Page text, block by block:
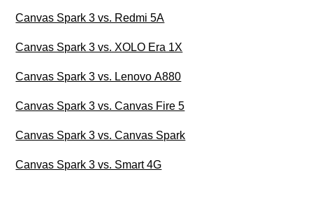
Canvas Spark 3 vs. Redmi 5A
Canvas Spark 3 vs. XOLO Era 1X
Canvas Spark 3 vs. Lenovo A880
Canvas Spark 3 vs. Canvas Fire 5
Canvas Spark 3 vs. Canvas Spark
Canvas Spark 3 vs. Smart 4G